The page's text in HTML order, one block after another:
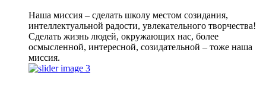
Наша миссия – сделать школу местом созидания,
интеллектуальной радости, увлекательного творчества!
Сделать жизнь людей, окружающих нас, более
осмысленной, интересной, созидательной – тоже наша
миссия.